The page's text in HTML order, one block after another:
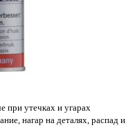
при утечках и угарах
нагар на деталях, распад и